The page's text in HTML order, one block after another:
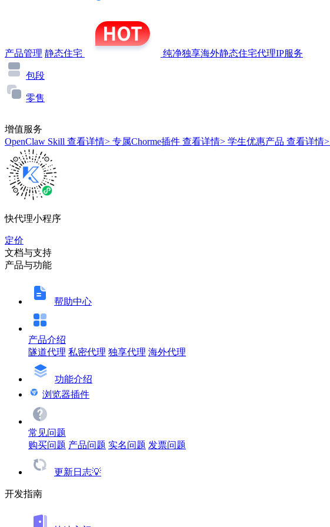
产品管理 静态住宅 纯净独享海外静态住宅代理IP服务
包段
零售
增值服务
OpenClaw Skill 查看详情> 专属Chorme插件 查看详情> 学生优惠产品 查看详情>
快代理小程序
定价
文档与支持
产品与功能
帮助中心
产品介绍
隧道代理 私密代理 独享代理 海外代理
功能介绍
浏览器插件
常见问题
购买问题 产品问题 实名问题 发票问题
更新日志💡
开发指南